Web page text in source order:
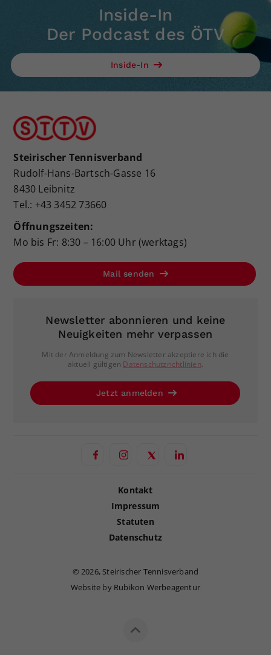
Inside-In
Der Podcast des ÖTV
Inside-In
Steirischer Tennisverband
Rudolf-Hans-Bartsch-Gasse 16
8430 Leibnitz
Tel.: +43 3452 73660
Öffnungszeiten:
Mo bis Fr: 8:30 – 16:00 Uhr (werktags)
Mail senden
Newsletter abonnieren und keine
Neuigkeiten mehr verpassen
Mit der Anmeldung zum Newsletter akzeptiere ich die
aktuell gültigen Datenschutzrichtlinien.
Jetzt anmelden
Kontakt
Impressum
Statuten
Datenschutz
©2026, Steirischer Tennisverband
Website by Rubikon Werbeagentur